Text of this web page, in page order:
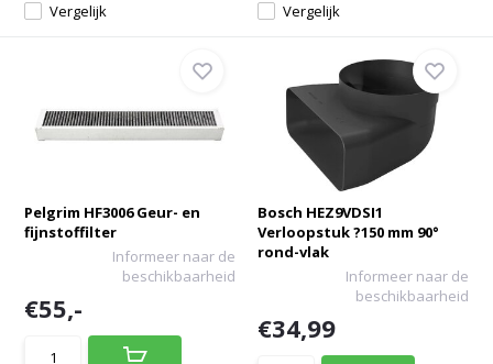
Vergelijk Vergelijk
Pelgrim HF3006 Geur- en
fijnstoffilter
Informeer naar de
beschikbaarheid
€55,-
Bosch HEZ9VDSI1
Verloopstuk ?150 mm 90°
rond-vlak
Informeer naar de
beschikbaarheid
€34,99